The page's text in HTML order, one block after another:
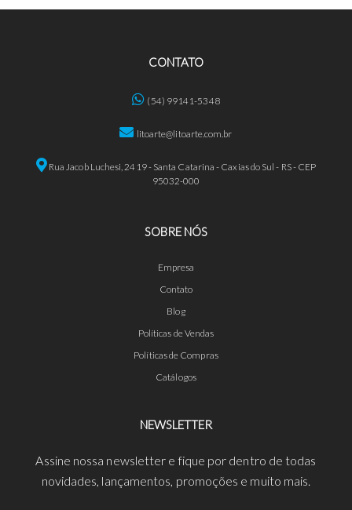
CONTATO
(54) 99141-5348
litoarte@litoarte.com.br
Rua Jacob Luchesi, 2419 - Santa Catarina - Caxias do Sul - RS - CEP
95032-000
SOBRE NÓS
Empresa
Contato
Blog
Políticas de Vendas
Políticas de Compras
Catálogos
NEWSLETTER
Assine nossa newsletter e fique por dentro de todas
novidades, lançamentos, promoções e muito mais.